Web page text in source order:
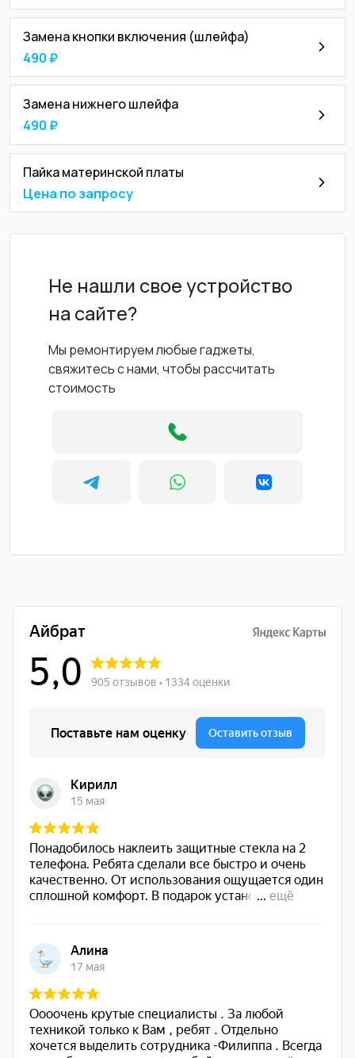
Замена кнопки включения (шлейфа)
490 ₽
Замена нижнего шлейфа
490 ₽
Пайка материнской платы
Цена по запросу
Не нашли свое устройство
на сайте?
Мы ремонтируем любые гаджеты,
свяжитесь с нами, чтобы рассчитать
стоимость